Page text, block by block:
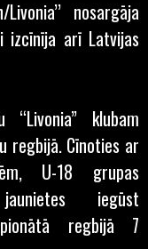
nosargāja
arī Latvijas
“Livonia” klubam
regbijā. Cīnoties ar
U-18 grupas
jaunietes iegūst
regbijā 7